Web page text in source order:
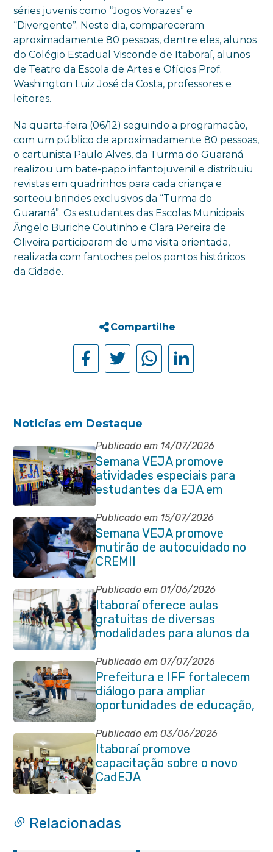
séries juvenis como “Jogos Vorazes” e
“Divergente”. Neste dia, compareceram
aproximadamente 80 pessoas, dentre eles, alunos
do Colégio Estadual Visconde de Itaboraí, alunos
de Teatro da Escola de Artes e Ofícios Prof.
Washington Luiz José da Costa, professores e
leitores.
Na quarta-feira (06/12) seguindo a programação,
com um público de aproximadamente 80 pessoas,
o cartunista Paulo Alves, da Turma do Guaraná
realizou um bate-papo infantojuvenil e distribuiu
revistas em quadrinhos para cada criança e
sorteou brindes exclusivos da “Turma do
Guaraná”. Os estudantes das Escolas Municipais
Ângelo Buriche Coutinho e Clara Pereira de
Oliveira participaram de uma visita orientada,
realizada com fantoches pelos pontos históricos
da Cidade.
Compartilhe
Noticias em Destaque
Publicado em 14/07/2026
Semana VEJA promove
atividades especiais para
estudantes da EJA em
Itaboraí
Publicado em 15/07/2026
Semana VEJA promove
mutirão de autocuidado no
CREMII
Publicado em 01/06/2026
Itaboraí oferece aulas
gratuitas de diversas
modalidades para alunos da
rede municipal de ensino
Publicado em 07/07/2026
Prefeitura e IFF fortalecem
diálogo para ampliar
oportunidades de educação,
ciência e inovação em
Itaboraí
Publicado em 03/06/2026
Itaboraí promove
capacitação sobre o novo
CadEJA
Relacionadas